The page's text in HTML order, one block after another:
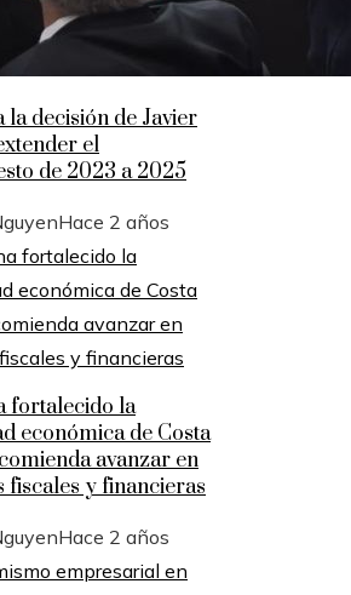
la decisión de Javier
el
de 2023 a 2025
Hace 2 años
fortalecido la
económica de Costa
avanzar en
fiscales y financieras
Hace 2 años